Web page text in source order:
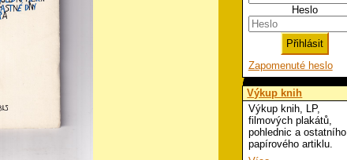
Heslo
Zapomenuté heslo
Výkup knih
Výkup knih, LP,
filmových plakátů,
pohlednic a ostatního
papírového artiklu.